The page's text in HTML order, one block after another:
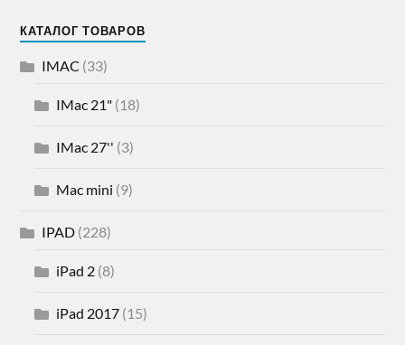
КАТАЛОГ ТОВАРОВ
IMAC (33)
IMac 21" (18)
IMac 27'' (3)
Mac mini (9)
IPAD (228)
iPad 2 (8)
iPad 2017 (15)